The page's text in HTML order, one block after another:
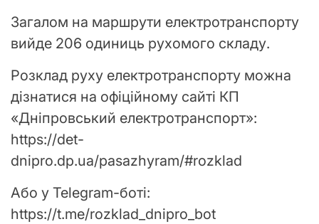
Загалом на маршрути електротранспорту
вийде 206 одиниць рухомого складу.
Розклад руху електротранспорту можна
дізнатися на офіційному сайті КП
«Дніпровський електротранспорт»:
https://det-
dnipro.dp.ua/pasazhyram/#rozklad
Або у Telegram-боті:
https://t.me/rozklad_dnipro_bot